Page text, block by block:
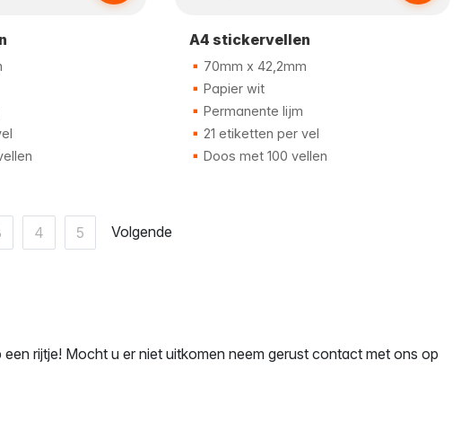
A4 stickervellen
70mm x 42,2mm
Papier wit
Permanente lijm
21 etiketten per vel
Doos met 100 vellen
4 5 Volgende
rijtje! Mocht u er niet uitkomen neem gerust contact met ons op